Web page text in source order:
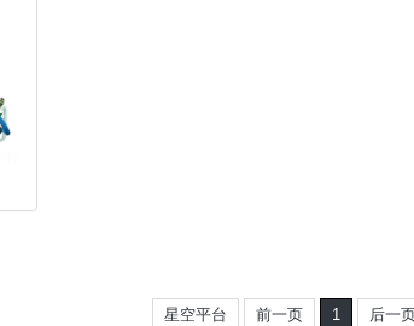
星空平台 前一页 1 后一